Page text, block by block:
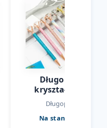
Długopis z
kryształkiem
Długopisy
Na stanie: 90